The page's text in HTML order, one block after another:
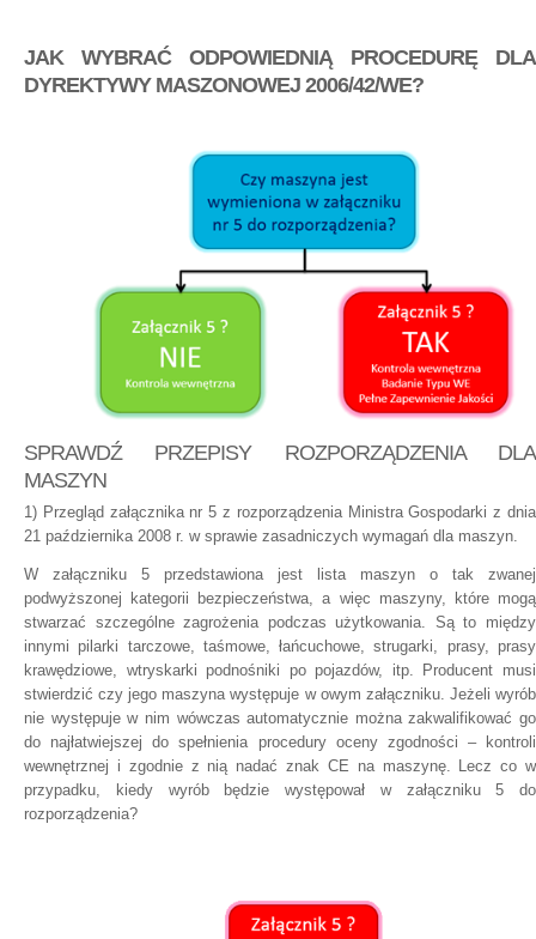
JAK WYBRAĆ ODPOWIEDNIĄ PROCEDURĘ DLA
DYREKTYWY MASZONOWEJ 2006/42/WE?
SPRAWDŹ PRZEPISY ROZPORZĄDZENIA DLA
MASZYN
1) Przegląd załącznika nr 5 z rozporządzenia Ministra Gospodarki z dnia
21 października 2008 r. w sprawie zasadniczych wymagań dla maszyn.
W załączniku 5 przedstawiona jest lista maszyn o tak zwanej
podwyższonej kategorii bezpieczeństwa, a więc maszyny, które mogą
stwarzać szczególne zagrożenia podczas użytkowania. Są to między
innymi pilarki tarczowe, taśmowe, łańcuchowe, strugarki, prasy, prasy
krawędziowe, wtryskarki podnośniki po pojazdów, itp. Producent musi
stwierdzić czy jego maszyna występuje w owym załączniku. Jeżeli wyrób
nie występuje w nim wówczas automatycznie można zakwalifikować go
do najłatwiejszej do spełnienia procedury oceny zgodności – kontroli
wewnętrznej i zgodnie z nią nadać znak CE na maszynę. Lecz co w
przypadku, kiedy wyrób będzie występował w załączniku 5 do
rozporządzenia?